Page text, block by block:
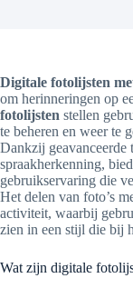
Digitale fotolijsten
om herinneringen op
fotolijsten stellen
te beheren en weer te
Dankzij
spraakherkenning,
gebruikservaring die
Het delen van foto’s
activiteit, waarbij
zien in een stijl die bij
Wat zijn digitale